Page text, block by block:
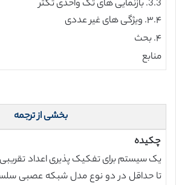
3.3. بازنمایی های تک واحدی تکثر
۳.۴. ویژگی های غیر عددی
۴. بحث
منابع
بخشی از ترجمه
چکیده
یک سیستم برای تفکیک پذیری اعداد
تا حداقل در دو نوع مدل شبکه عصبی